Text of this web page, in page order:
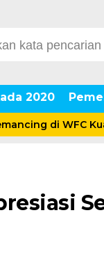
2020
di WFC Kuala